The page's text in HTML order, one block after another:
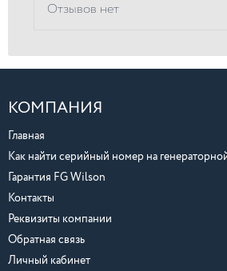
Отзывов нет
КОМПАНИЯ
Главная
Как найти серийный номер на
Гарантия FG Wilson
Контакты
Реквизиты компании
Обратная связь
Личный кабинет